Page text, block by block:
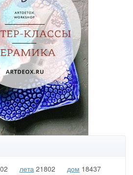
лета 21802 дом 18437